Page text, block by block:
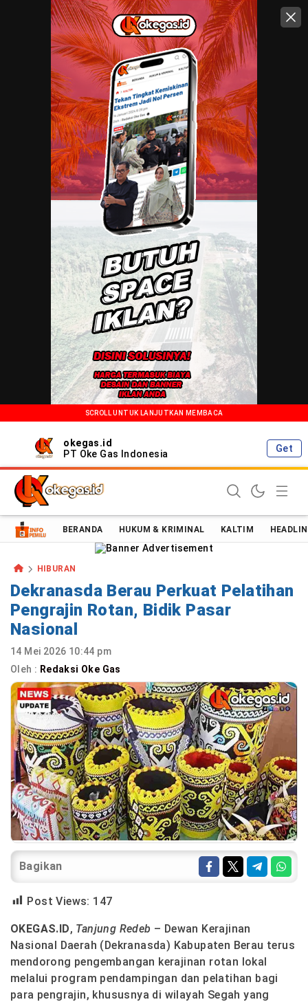
SCROLL UNTUK LANJUTKAN MEMBACA
okegas.id
PT Oke Gas Indonesia
Get
Oke Gas Indonesia | Energi Positif Informasi Terkini!
BERANDA HUKUM & KRIMINAL KALTIM
HIBURAN
Dekranasda Berau Perkuat Pelatihan
Pengrajin Rotan, Bidik Pasar
Nasional
14 Mei 2026 10:44 pm
Oleh : Redaksi Oke Gas
Bagikan
Post Views: 147
OKEGAS.ID, Tanjung Redeb – Dewan Kerajinan
Nasional Daerah (Dekranasda) Kabupaten Berau terus
mendorong pengembangan kerajinan rotan lokal
melalui program pendampingan dan pelatihan bagi
para pengrajin, khususnya di wilayah Segah yang